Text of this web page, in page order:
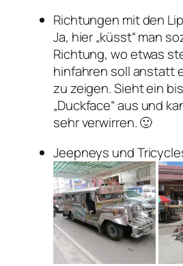
Richtungen mit den
Ja, hier „küsst“ man
Richtung, wo etwas
hinfahren soll anstatt
zu zeigen. Sieht ein
„Duckface“ aus und
sehr verwirren. 🙂
Jeepneys und